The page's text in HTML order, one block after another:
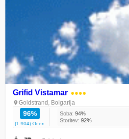
Grifid Vistamar ●●●●
Goldstrand, Bolgarija
96%
(1.904) Ocen
Soba: 94%
Storitev: 92%